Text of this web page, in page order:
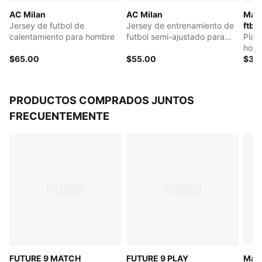
AC Milan
Jersey de futbol de
calentamiento para hombre
$65.00
AC Milan
Jersey de entrenamiento de
futbol semi-ajustado para
$55.00
PRODUCTOS COMPRADOS JUNTOS
FRECUENTEMENTE
FUTURE 9 MATCH FUTURE 9 PLAY